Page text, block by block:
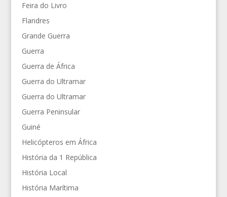
Feira do Livro
Flandres
Grande Guerra
Guerra
Guerra de África
Guerra do Ultramar
Guerra do Ultramar
Guerra Peninsular
Guiné
Helicópteros em África
História da 1 República
História Local
História Marítima